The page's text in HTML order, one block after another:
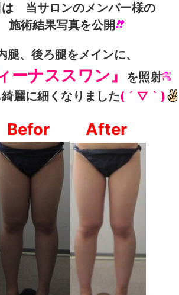
は 当サロンのメンバー様の
施術結果写真を公開
腿、後ろ腿をメインに、
ーナススワン』
を照射
麗に細くなりました( ´ ▽ ` )
Befor After